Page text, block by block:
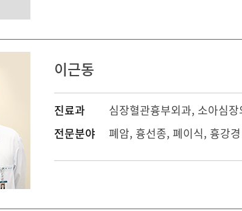
이근동
진료과 심장혈관흉부외과, 소아심장
전문분야
폐암, 흉선종, 폐이식, 흉강